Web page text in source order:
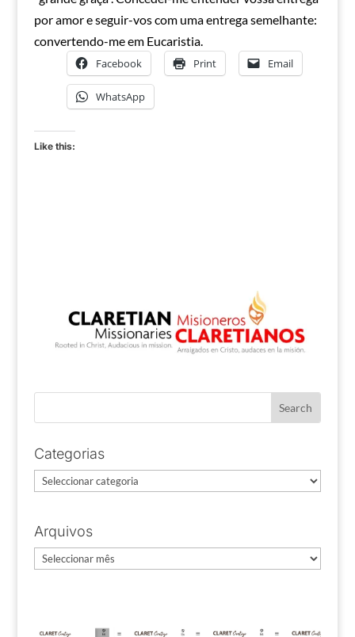
por amor e seguir-vos com uma entrega semelhante:
convertendo-me em Eucaristia.
Facebook Print Email
WhatsApp
Like this:
Categorias
Categorias
Arquivos
Arquivos